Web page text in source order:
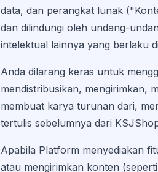
data, dan perangkat lunak
dan dilindungi oleh undang-
intelektual lainnya yang berlaku
Anda dilarang keras untuk
mendistribusikan, mengirimkan,
membuat karya turunan dari,
tertulis sebelumnya dari
Apabila Platform menyediakan
atau mengirimkan konten